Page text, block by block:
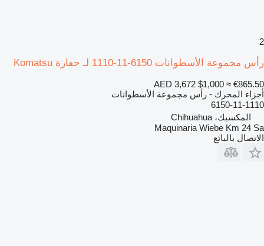
2
رأس مجموعة الأسطوانات 6150-11-1110 لـ حفارة Komatsu
AED 3,672 $1,000 ≈ €865.50
أجزاء المحرك - رأس مجموعة الأسطوانات
6150-11-1110
المكسيك، Chihuahua
Maquinaria Wiebe Km 24 Sa
الاتصال بالبائع